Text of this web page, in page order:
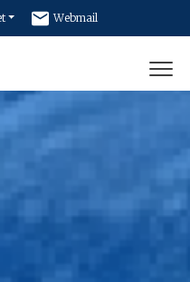
Webmail